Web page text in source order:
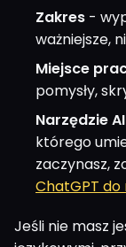
Zakres -
ważniejsze,
Miejsce
pomysły,
Narzędzie
którego
zaczynasz,
ChatGPT
Jeśli nie masz